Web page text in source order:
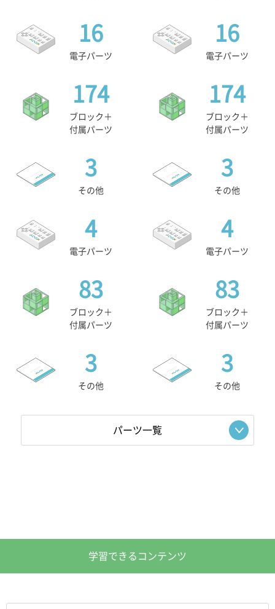
16
電子パーツ
174
ブロック＋
付属パーツ
3
その他
4
電子パーツ
83
ブロック＋
付属パーツ
3
その他
16
電子パーツ
174
ブロック＋
付属パーツ
3
その他
4
電子パーツ
83
ブロック＋
付属パーツ
3
その他
パーツ一覧
24点 24点
学習できるコンテンツ